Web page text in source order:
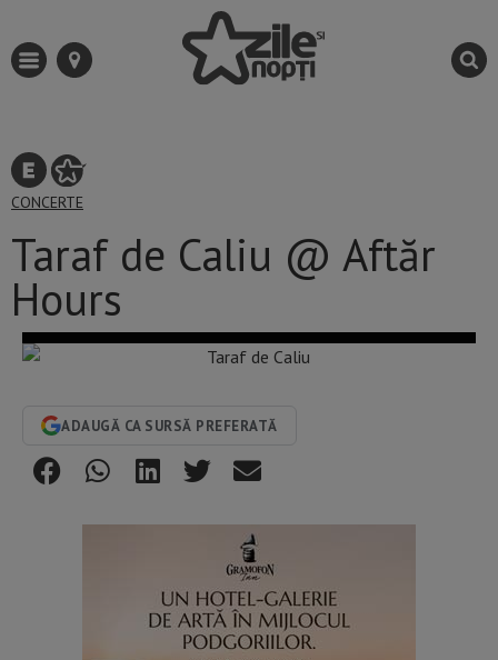
CONCERTE
Taraf de Caliu @ Aftăr
Hours
ADAUGĂ CA SURSĂ PREFERATĂ